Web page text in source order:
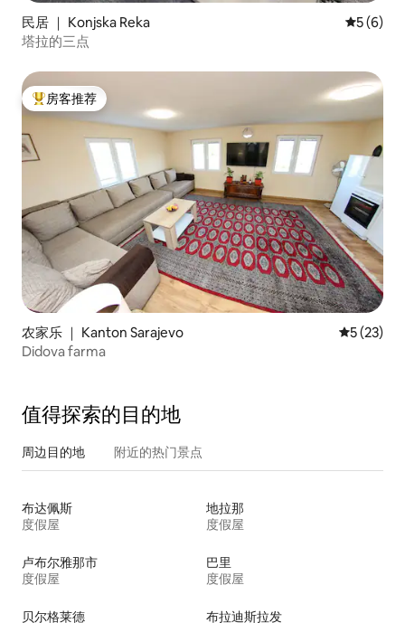
民居 ｜ Konjska Reka 平均评分
5 (6)
塔拉的三点
热门「房客推荐」
房客推荐
农家乐 ｜ Kanton Sarajevo 平均评分
5 (23)
Didova farma
值得探索的目的地
周边目的地 附近的热门景点
布达佩斯
度假屋
地拉那
度假屋
卢布尔雅那市
度假屋
巴里
度假屋
贝尔格莱德 布拉迪斯拉发